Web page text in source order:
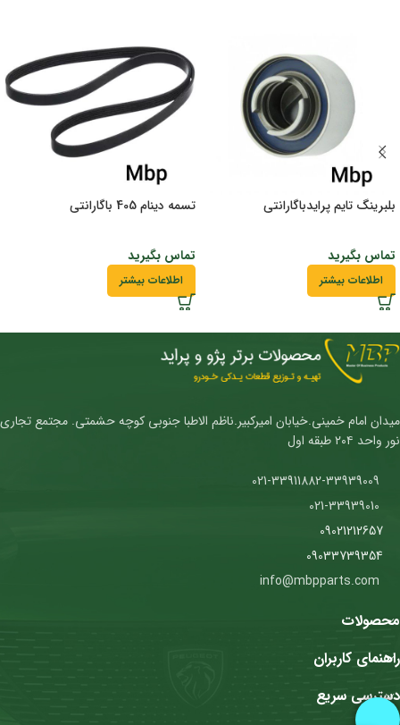
بلبرینگ تایم پرایدباگارانتی
تماس بگیرید
اطلاعات بیشتر
تسمه دینام 405 باگارانتی
تماس بگیرید
اطلاعات بیشتر
میدان امام خمینی.خیابان امیرکبیر.ناظم الاطبا جنوبی کوچه حشمتی. مجتمع تجاری
نور واحد ۲۰۴ طبقه اول
09021212657
09033739354
محصولات
راهنمای کاربران
دسترسی سریع